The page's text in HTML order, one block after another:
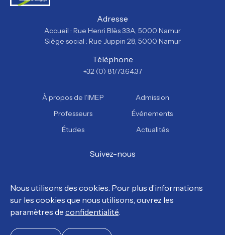
Adresse
Accueil : Rue Henri Blès 33A, 5000 Namur
Siège social : Rue Juppin 28, 5000 Namur
Téléphone
+32 (0) 81/73.64.37
À propos de l’IMEP
Professeurs
Études
Admission
Événements
Actualités
Suivez-nous
© Tous droits réservés, IMEP 2026.
Nous utilisons des cookies. Pour plus d’informations
sur les cookies que nous utilisons, ouvrez les
paramètres de confidentialité.